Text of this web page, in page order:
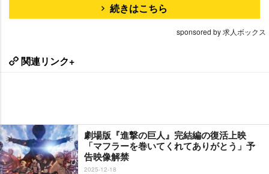
続きはこちら
sponsored by 求人ボックス
関連リンク+
劇場版『進撃の巨人』完結編の復活上映
「マフラーを巻いてくれてありがとう」予
告映像解禁
2025-12-18